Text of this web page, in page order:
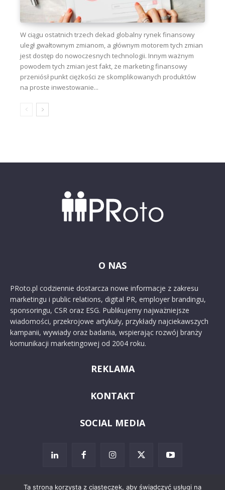
W ciągu ostatnich trzech dekad globalny rynek finansowy
uległ gwałtownym zmianom, a głównym motorem tych zmian
jest dostęp do nowoczesnych technologii. Innym ważnym
powodem tych zmian jest fakt, że marketing finansowy
przeniósł punkt ciężkości ze skomplikowanych produktów
na proste inwestowanie...
O NAS
PRoto.pl codziennie dostarcza nowe informacje z zakresu
marketingu i public relations, digital PR, employer brandingu,
sponsoringu, CSR oraz ESG. Publikujemy najważniejsze
wiadomości, przekrojowe artykuły, przykłady najciekawszych
kampanii, wywiady oraz badania, wspierając rozwój branży
komunikacji marketingowej od 2004 roku.
REKLAMA
KONTAKT
SOCIAL MEDIA
Ta strona korzysta z ciasteczek, aby świadczyć usługi na